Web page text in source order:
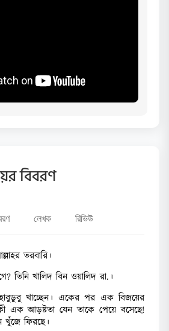
বিবরণ
লেখক রিভিউ
তরবারি।
তিনি খালিদ বিন ওয়ালিদ রা.।
হাবুডুবু খাচ্ছেন। একের পর এক বিজয়ের
এক আড়ষ্টতা যেন তাকে পেয়ে বসেছে!
খুঁজে ফিরছে।